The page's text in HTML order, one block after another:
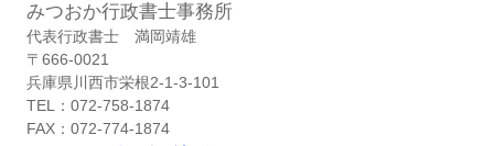
みつおか行政書士事務所
代表行政書士 満岡靖雄
〒666-0021
兵庫県川西市栄根2-1-3-101
TEL：072-758-1874
FAX：072-774-1874